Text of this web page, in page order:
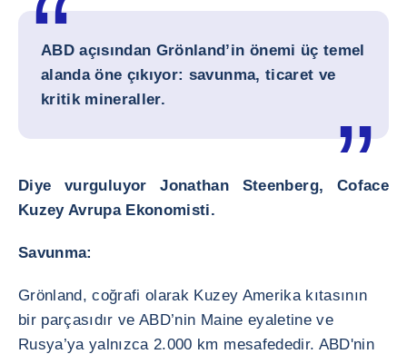
ABD açısından Grönland’in önemi üç temel
alanda öne çıkıyor: savunma, ticaret ve
kritik mineraller.
Diye vurguluyor Jonathan Steenberg, Coface
Kuzey Avrupa Ekonomisti.
Savunma:
Grönland, coğrafi olarak Kuzey Amerika kıtasının
bir parçasıdır ve ABD’nin Maine eyaletine ve
Rusya’ya yalnızca 2.000 km mesafededir. ABD'nin